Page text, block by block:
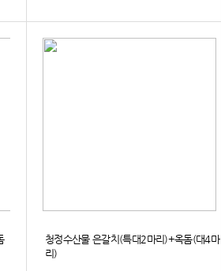
청정수산물 은갈치(특대2마리)+옥돔(대4마
리)